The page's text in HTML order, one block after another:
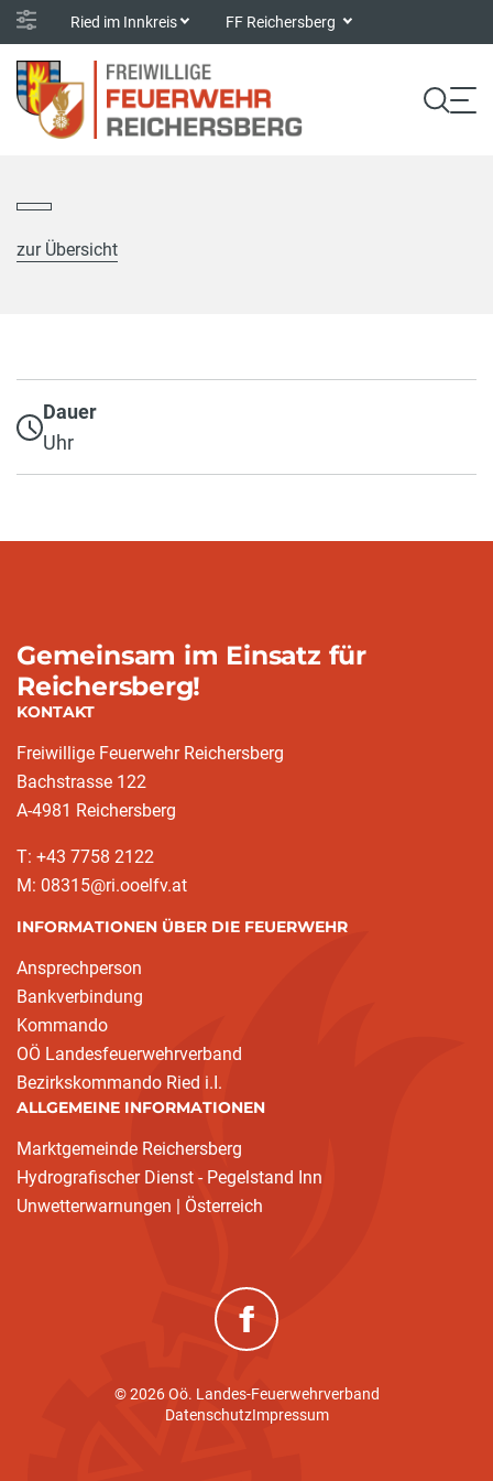
Ried im Innkreis FF Reichersberg
zur Übersicht
Dauer
Uhr
Gemeinsam im Einsatz für
Reichersberg!
KONTAKT
Freiwillige Feuerwehr Reichersberg
Bachstrasse 122
A-4981 Reichersberg
T: +43 7758 2122
M: 08315@ri.ooelfv.at
INFORMATIONEN ÜBER DIE FEUERWEHR
Ansprechperson
Bankverbindung
Kommando
OÖ Landesfeuerwehrverband
Bezirkskommando Ried i.I.
ALLGEMEINE INFORMATIONEN
Marktgemeinde Reichersberg
Hydrografischer Dienst - Pegelstand Inn
Unwetterwarnungen | Österreich
(neues Fenster)
© 2026 Oö. Landes-Feuerwehrverband
DatenschutzImpressum